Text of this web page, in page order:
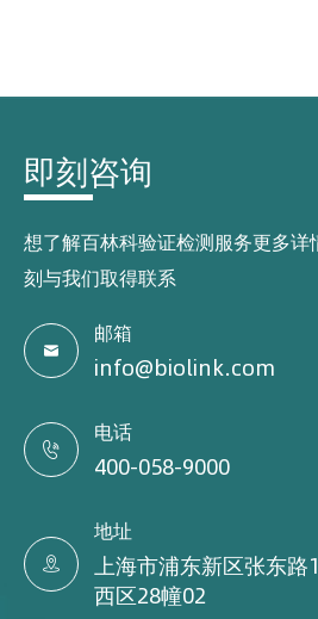
即刻咨询
想了解百林科验证检测服务更多详
刻与我们取得联系

邮箱
info@biolink.com

电话
400-058-9000

地址
上海市浦东新区张东
西区28幢02